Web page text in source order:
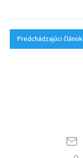
Predchádzajúci článok